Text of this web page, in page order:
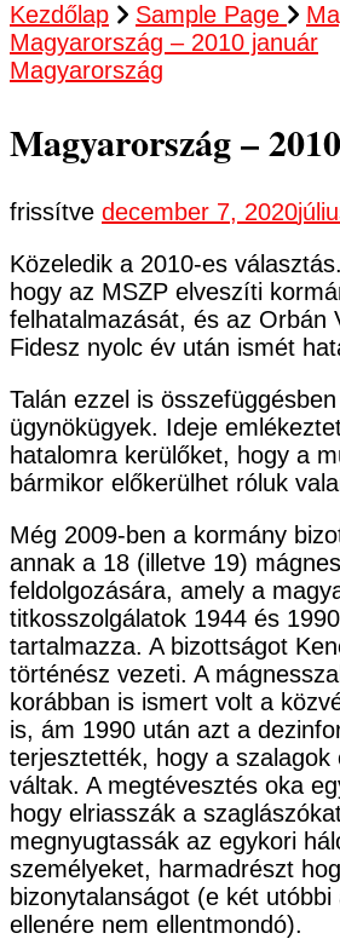
Kezdőlap Sample Page
Magyarország – 2010 január
Magyarország
Magyarország –
frissítve december 7, 2020
Közeledik a 2010-es
hogy az MSZP elveszíti
felhatalmazását, és az Orbán
Fidesz nyolc év után ismét
Talán ezzel is
ügynökügyek. Ideje
hatalomra kerülőket, hogy a
bármikor előkerülhet róluk
Még 2009-ben a kormány
annak a 18 (illetve 19)
feldolgozására, amely a
titkosszolgálatok 1944 és
tartalmazza. A bizottságot
történész vezeti. A
korábban is ismert volt a
is, ám 1990 után azt a
terjesztették, hogy a szalagok
váltak. A megtévesztés oka
hogy elriasszák a
megnyugtassák az egykori
személyeket, harmadrészt
bizonytalanságot (e két
ellenére nem ellentmondó).